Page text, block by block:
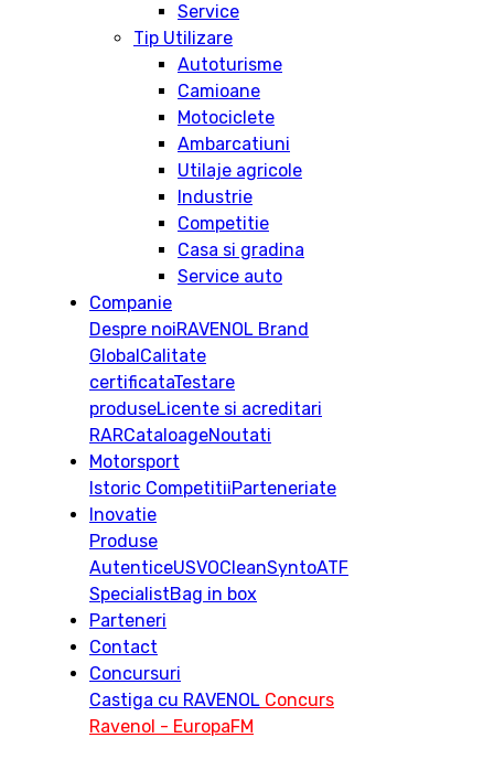
Service
Tip Utilizare
Autoturisme
Camioane
Motociclete
Ambarcatiuni
Utilaje agricole
Industrie
Competitie
Casa si gradina
Service auto
Companie
Despre noiRAVENOL Brand
GlobalCalitate
certificataTestare
produseLicente si acreditari
RARCataloageNoutati
Motorsport
Istoric CompetitiiParteneriate
Inovatie
Produse
AutenticeUSVOCleanSyntoATF
SpecialistBag in box
Parteneri
Contact
Concursuri
Castiga cu RAVENOL Concurs
Ravenol - EuropaFM